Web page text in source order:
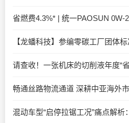
省燃费4.3%* | 统一PAOSUN 0W-
请查收！一张机床的切削液年度“